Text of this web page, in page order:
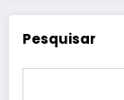
Pesquisar